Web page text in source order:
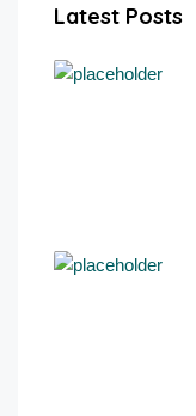
Latest Posts